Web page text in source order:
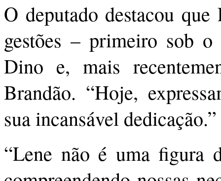
O deputado destacou que
gestões – primeiro sob
Dino e, mais
Brandão. “Hoje,
sua incansável dedicação.”
“Lene não é uma figura